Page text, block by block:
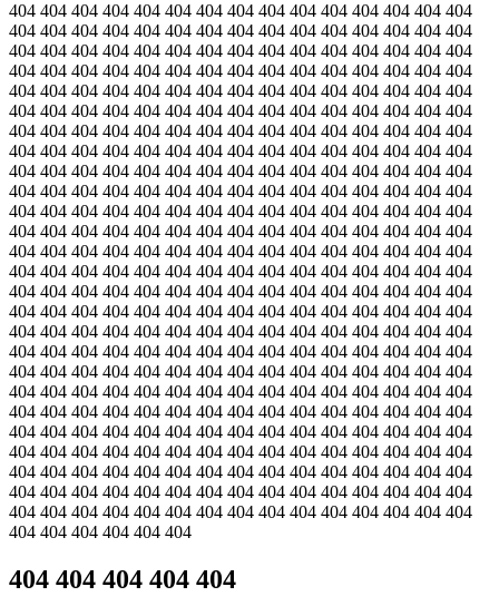
404 404 404 404 404 404 404 404 404 404 404 404 404 404 404
404 404 404 404 404 404 404 404 404 404 404 404 404 404 404
404 404 404 404 404 404 404 404 404 404 404 404 404 404 404
404 404 404 404 404 404 404 404 404 404 404 404 404 404 404
404 404 404 404 404 404 404 404 404 404 404 404 404 404 404
404 404 404 404 404 404 404 404 404 404 404 404 404 404 404
404 404 404 404 404 404 404 404 404 404 404 404 404 404 404
404 404 404 404 404 404 404 404 404 404 404 404 404 404 404
404 404 404 404 404 404 404 404 404 404 404 404 404 404 404
404 404 404 404 404 404 404 404 404 404 404 404 404 404 404
404 404 404 404 404 404 404 404 404 404 404 404 404 404 404
404 404 404 404 404 404 404 404 404 404 404 404 404 404 404
404 404 404 404 404 404 404 404 404 404 404 404 404 404 404
404 404 404 404 404 404 404 404 404 404 404 404 404 404 404
404 404 404 404 404 404 404 404 404 404 404 404 404 404 404
404 404 404 404 404 404 404 404 404 404 404 404 404 404 404
404 404 404 404 404 404 404 404 404 404 404 404 404 404 404
404 404 404 404 404 404 404 404 404 404 404 404 404 404 404
404 404 404 404 404 404 404 404 404 404 404 404 404 404 404
404 404 404 404 404 404 404 404 404 404 404 404 404 404 404
404 404 404 404 404 404 404 404 404 404 404 404 404 404 404
404 404 404 404 404 404 404 404 404 404 404 404 404 404 404
404 404 404 404 404 404 404 404 404 404 404 404 404 404 404
404 404 404 404 404 404 404 404 404 404 404 404 404 404 404
404 404 404 404 404 404 404 404 404 404 404 404 404 404 404
404 404 404 404 404 404 404 404 404 404 404 404 404 404 404
404 404 404 404 404 404
404 404 404 404 404